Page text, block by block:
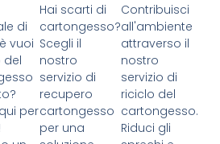
di
vuoi
del
per
Hai scarti di
cartongesso?
Scegli il
nostro
servizio di
recupero
cartongesso
per una
Contribuisci
all'ambiente
attraverso il
nostro
servizio di
riciclo del
cartongesso.
Riduci gli